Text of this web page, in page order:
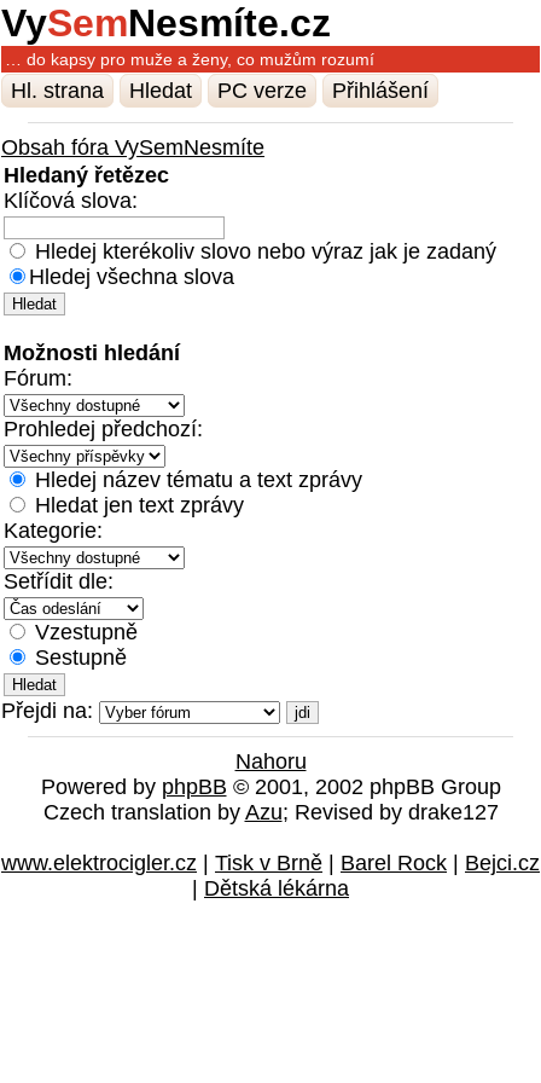
VySemNesmíte.cz
… do kapsy pro muže a ženy, co mužům rozumí
Hl. strana Hledat PC verze Přihlášení
Obsah fóra VySemNesmíte
Hledaný řetězec
Klíčová slova:
Hledej kterékoliv slovo nebo výraz jak je zadaný
Hledej všechna slova
Možnosti hledání
Fórum:
Prohledej předchozí:
Hledej název tématu a text zprávy
Hledat jen text zprávy
Kategorie:
Setřídit dle:
Vzestupně
Sestupně
Přejdi na:
Nahoru
Powered by phpBB © 2001, 2002 phpBB Group
Czech translation by Azu; Revised by drake127
www.elektrocigler.cz Tisk v Brně Barel Rock
Bejci.cz
Dětská lékárna